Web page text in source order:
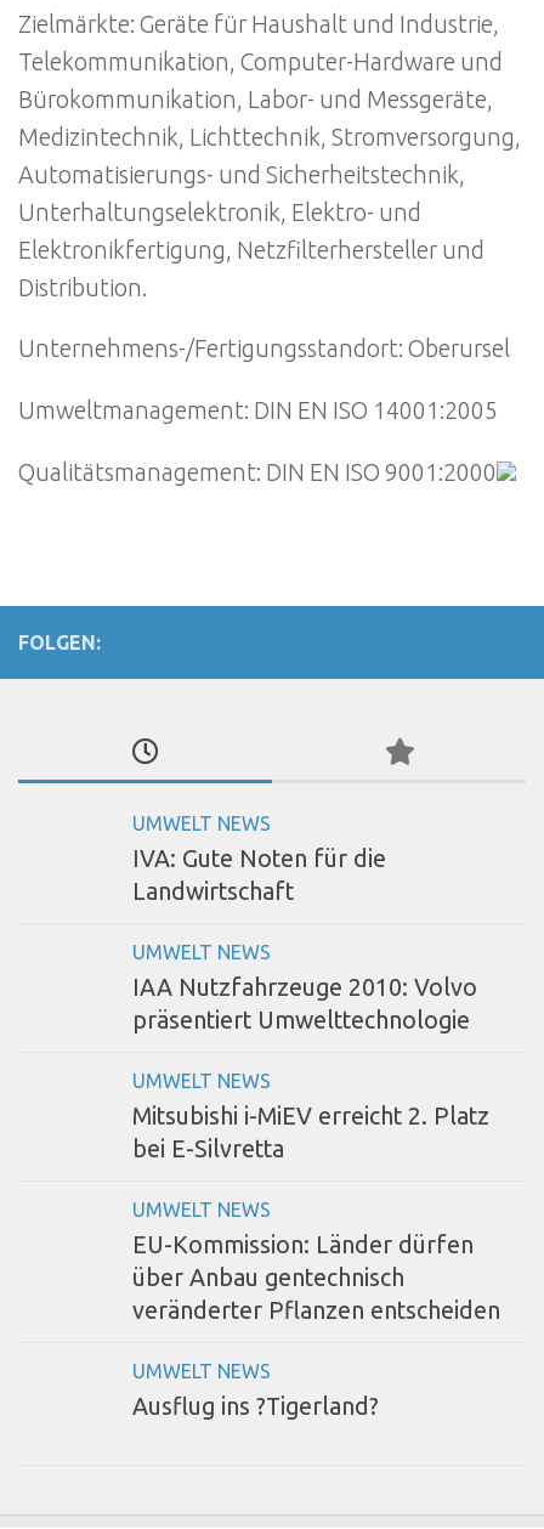
Zielmärkte: Geräte für Haushalt und Industrie,
Telekommunikation, Computer-Hardware und
Bürokommunikation, Labor- und Messgeräte,
Medizintechnik, Lichttechnik, Stromversorgung,
Automatisierungs- und Sicherheitstechnik,
Unterhaltungselektronik, Elektro- und
Elektronikfertigung, Netzfilterhersteller und
Distribution.
Unternehmens-/Fertigungsstandort: Oberursel
Umweltmanagement: DIN EN ISO 14001:2005
Qualitätsmanagement: DIN EN ISO 9001:2000
FOLGEN:
UMWELT NEWS
IVA: Gute Noten für die
Landwirtschaft
UMWELT NEWS
IAA Nutzfahrzeuge 2010: Volvo
präsentiert Umwelttechnologie
UMWELT NEWS
Mitsubishi i-MiEV erreicht 2. Platz
bei E-Silvretta
UMWELT NEWS
EU-Kommission: Länder dürfen
über Anbau gentechnisch
veränderter Pflanzen entscheiden
UMWELT NEWS
Ausflug ins ?Tigerland?